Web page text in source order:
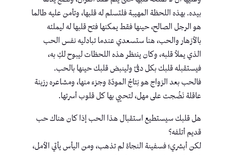
بيده. بهذه اللحظة المهيبة فلتسلم له قلبها، وتأمن عليه طالما
هو الرجل الصالح، حينها فقط يمكنها فتح قلبها له ليملئه
بالأزهار والحب، هنا ستسعدي عندما تبادليه نفس الحب
الذي يملأ قلبه، وكان ينتظر هذه اللحظات ليبوح لكِ به،
فيستقبله قلبك بكل دفئ ولينبض قلبك حينها بالحب.
فالحب بعد الزواج هو نِتاجُ المودّة وجزء منها، ومشاعره رزينة
عاقلة نَضُجت على مهل، لتحيي بها كل قلوب أسرتها.
هل قلبك سيستطيع استقبال هذا الحب إذا كان هناك حب
قديم أتلفه؟
لكن أبشري؛ فسفينة النجاة لم تذهب، ومن اليأس يأتي الأمل،